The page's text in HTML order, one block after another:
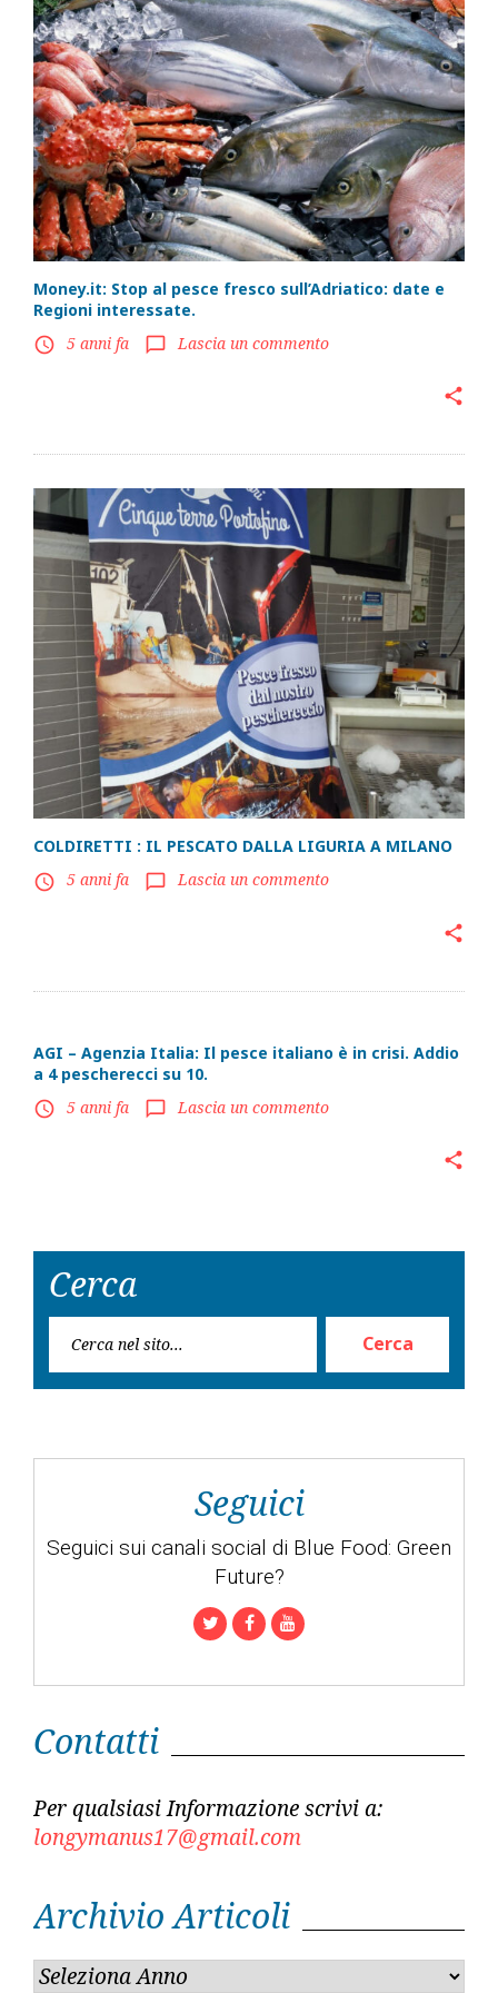
Money.it: Stop al pesce fresco sull’Adriatico: date e
Regioni interessate.
access_time 5 anni fa chat_bubble_outline Lascia un commento
share
COLDIRETTI : IL PESCATO DALLA LIGURIA A MILANO
access_time 5 anni fa chat_bubble_outline Lascia un commento
share
AGI – Agenzia Italia: Il pesce italiano è in crisi. Addio
a 4 pescherecci su 10.
access_time 5 anni fa chat_bubble_outline Lascia un commento
share
Cerca
Cerca
Seguici
Seguici sui canali social di Blue Food: Green
Future?
Contatti
Per qualsiasi Informazione scrivi a:
longymanus17@gmail.com
Archivio Articoli